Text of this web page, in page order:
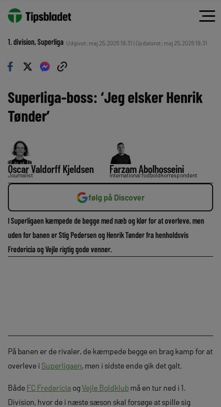
1. division, Superliga Udgivet: maj 25, 2026 19:31 | Opdateret: maj 25, 2026 19:31
Superliga-boss: ‘Jeg elsker Henrik
Tønder’
Oscar Valdorff Kjeldsen
Journalist Farzam Abolhosseini
International fodboldkorrespondent
følg på Discover
I Superligaen kæmpede de begge med næb og klør for at overleve, men
uden for banen er Stig Pedersen og Henrik Tønder fra henholdsvis
Fredericia og Vejle rigtig gode venner.
På banen er de rivaler, de kæmpede begge en brag kamp for at
overleve i Superligaen, men i sidste ende gik det galt.
Både FC Fredericia ogVejle Boldklub må en tur ned i 1.
Division, hvor de i næste sæson skal forsøge at spille sig